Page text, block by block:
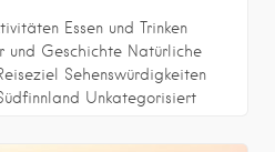
Essen und Trinken
und Geschichte Natürliche
Sehenswürdigkeiten
Unkategorisiert